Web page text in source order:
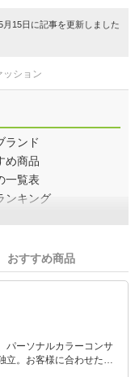
15日に記事を更新しました
ッション
ランド
め商品
一覧表
ンキング
おすすめ商品
パーソナルカラーコンサ
立。お客様に合わせたバ